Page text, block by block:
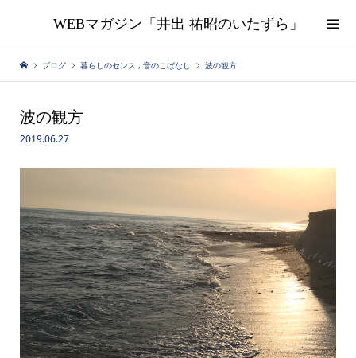
WEBマガジン「井出 祐昭のいたずら」
ブログ 暮らしのセンス , 音のこばなし 波の観方
波の観方
2019.06.27